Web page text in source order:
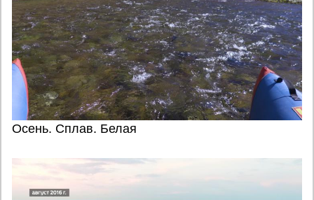
Осень. Сплав. Белая